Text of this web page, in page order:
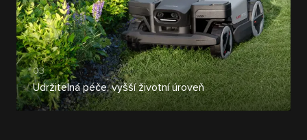
03
Udržitelná péče, vyšší životní úroveň